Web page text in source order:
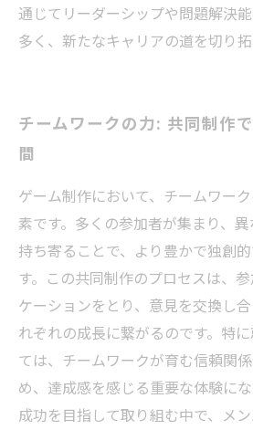
通じてリーダーシップや問題解決
多く、新たなキャリアの道を切り拓
チームワークの力: 共同制作
間
ゲーム制作において、チームワー
素です。多くの参加者が集まり、
持ち寄ることで、より豊かで独創
す。この共同制作のプロセスは、
ケーションをとり、意見を交換し
れぞれの成長に繋がるのです。特
ては、チームワークが育む信頼関
め、達成感を感じる重要な体験にな
成功を目指して取り組む中で、メ